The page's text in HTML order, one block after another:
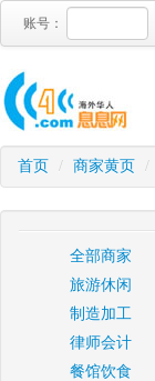
账号：
首页 / 商家黄页 /
全部商家
旅游休闲
制造加工
律师会计
餐馆饮食